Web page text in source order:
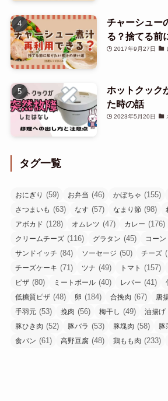
チャーシュー
る？捨てる前
2017年9月27日
ホットクック
た時の話
2023年5月20日
タグ一覧
おにぎり (59) お弁当 (46) かぼちゃ (155)
さつまいも (63) なす (57) なまり節 (98)
アボカド (128) オムレツ (47) カレー (176)
クリームチーズ (116) グラタン (45) コーン
サンドイッチ (84) ソーセージ (50) チーズ
チーズケーキ (71) ツナ (49) トマト (157)
ピザ (80) ミートボール (40) レバー (41)
低糖質ピザ (48) 卵 (184) 合挽肉 (67) 唐
手羽元 (53) 挽肉 (56) 梅干し (49) 油揚げ
豚ひき肉 (52) 豚バラ (53) 豚塊肉 (58) 豚
食パン (61) 高野豆腐 (48) 鶏もも肉 (233)